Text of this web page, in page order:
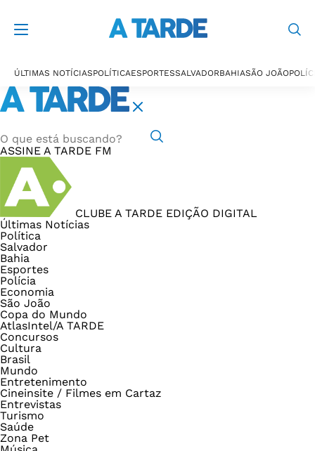
ÚLTIMAS NOTÍCIASPOLÍTICAESPORTESSALVADORBAHIASÃO JOÃO
ASSINE A TARDE FM
CLUBE A TARDE EDIÇÃO DIGITAL
Últimas Notícias
Política
Salvador
Bahia
Esportes
Polícia
Economia
São João
Copa do Mundo
AtlasIntel/A TARDE
Concursos
Cultura
Brasil
Mundo
Entretenimento
Cineinsite / Filmes em Cartaz
Entrevistas
Turismo
Saúde
Zona Pet